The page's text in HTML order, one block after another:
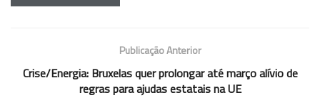
Publicação Anterior
Crise/Energia: Bruxelas quer prolongar até março alívio de
regras para ajudas estatais na UE